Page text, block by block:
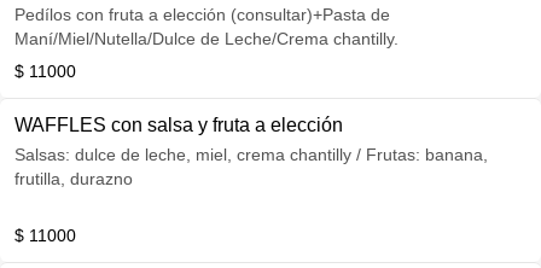
Pedílos con fruta a elección (consultar)+Pasta de
Maní/Miel/Nutella/Dulce de Leche/Crema chantilly.
$ 11000
WAFFLES con salsa y fruta a elección
Salsas: dulce de leche, miel, crema chantilly / Frutas: banana,
frutilla, durazno
$ 11000